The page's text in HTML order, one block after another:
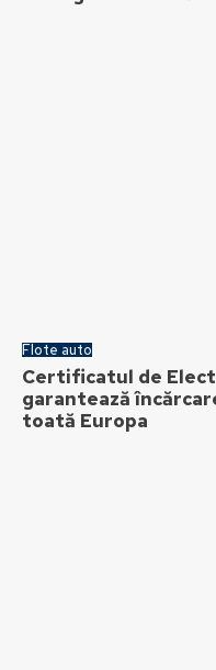
Flote auto
Certificatul de
garantează
toată Europa